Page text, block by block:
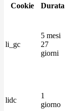
Cookie Durata
li_gc
5 mesi
27
giorni
lidc
1
giorno